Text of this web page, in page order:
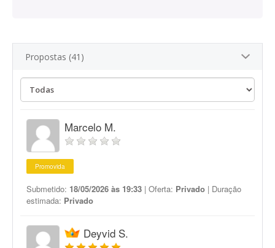
Propostas (41)
Marcelo M.
Promovida
Submetido: 18/05/2026 às 19:33 | Oferta: Privado | Duração
estimada: Privado
Deyvid S.